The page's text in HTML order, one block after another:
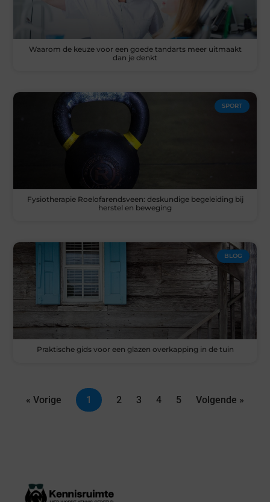
Waarom de keuze voor een goede tandarts meer uitmaakt
dan je denkt
SPORT
Fysiotherapie Roelofarendsveen: deskundige begeleiding bij
herstel en beweging
BLOG
Praktische gids voor een glazen overkapping in de tuin
« Vorige 1 2 3 4 5 Volgende »